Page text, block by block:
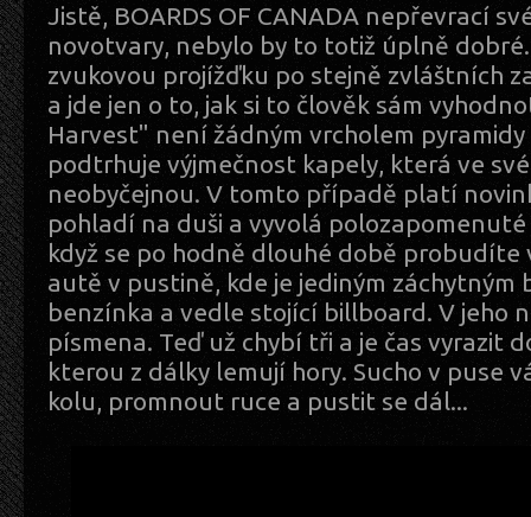
Jistě, BOARDS OF CANADA nepřevrací
novotvary, nebylo by to totiž úplně
zvukovou projížďku po stejně zvláštních
a jde jen o to, jak si to člověk sám
Harvest" není žádným vrcholem
podtrhuje výjmečnost kapely, která ve
neobyčejnou. V tomto případě platí
pohladí na duši a vyvolá
když se po hodně dlouhé době probudíte
autě v pustině, kde je jediným záchytným
benzínka a vedle stojící billboard. V jeho
písmena. Teď už chybí tři a je čas vyrazit
kterou z dálky lemují hory. Sucho v puse
kolu, promnout ruce a pustit se dál...